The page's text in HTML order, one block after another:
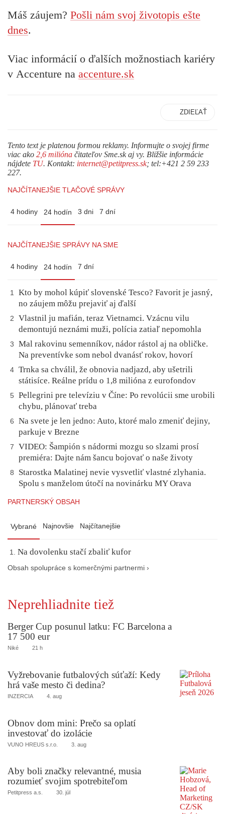
Máš záujem? Pošli nám svoj životopis ešte
dnes.
Viac informácií o ďalších možnostiach kariéry
v Accenture na accenture.sk
ZDIEĽAŤ
Tento text je platenou formou reklamy. Informujte o svojej firme
viac ako 2,6 milióna čitateľov Sme.sk aj vy. Bližšie informácie
nájdete TU. Kontakt: internet@petitpress.sk; tel:+421 2 59 233
227.
NAJČÍTANEJŠIE TLAČOVÉ SPRÁVY
4 hodiny 24 hodín 3 dni 7 dní
NAJČÍTANEJŠIE SPRÁVY NA SME
4 hodiny 24 hodín 7 dní
1
Kto by mohol kúpiť slovenské Tesco? Favorit je jasný,
no záujem môžu prejaviť aj ďalší
2
Vlastnil ju mafián, teraz Vietnamci. Vzácnu vilu
demontujú neznámi muži, polícia zatiaľ nepomohla
3
Mal rakovinu semenníkov, nádor rástol aj na obličke.
Na preventívke som nebol dvanásť rokov, hovorí
4 Trnka sa chválil, že obnovia nadjazd, aby ušetrili
státisíce. Reálne prídu o 1,8 milióna z eurofondov
5
Pellegrini pre televíziu v Číne: Po revolúcii sme urobili
chybu, plánovať treba
6
Na svete je len jedno: Auto, ktoré malo zmeniť dejiny,
parkuje v Brezne
7
VIDEO: Šampión s nádormi mozgu so slzami prosí
premiéra: Dajte nám šancu bojovať o naše životy
8
Starostka Malatinej nevie vysvetliť vlastné zlyhania.
Spolu s manželom útočí na novinárku MY Orava
PARTNERSKÝ OBSAH
Vybrané Najnovšie Najčítanejšie
Na dovolenku stačí zbaliť kufor
Obsah spolupráce s komerčnými partnermi ›
Neprehliadnite tiež
Berger Cup posunul latku: FC Barcelona a
17 500 eur
Niké 21 h
Vyžrebovanie futbalových súťaží: Kedy
hrá vaše mesto či dedina?
INZERCIA 4. aug
Obnov dom mini: Prečo sa oplatí
investovať do izolácie
VUNO HREUS s.r.o. 3. aug
Aby boli značky relevantné, musia
rozumieť svojim spotrebiteľom
Petitpress a.s. 30. júl